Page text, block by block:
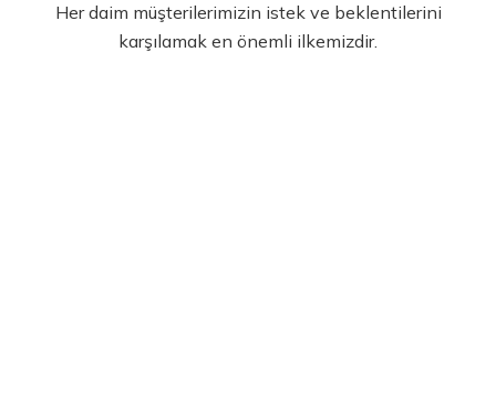
Her daim müşterilerimizin istek ve beklentilerini
karşılamak en önemli ilkemizdir.